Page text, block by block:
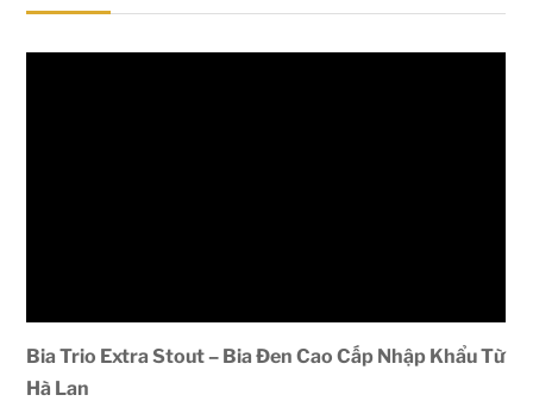
Bia Trio Extra Stout – Bia Đen Cao Cấp Nhập Khẩu Từ
Hà Lan